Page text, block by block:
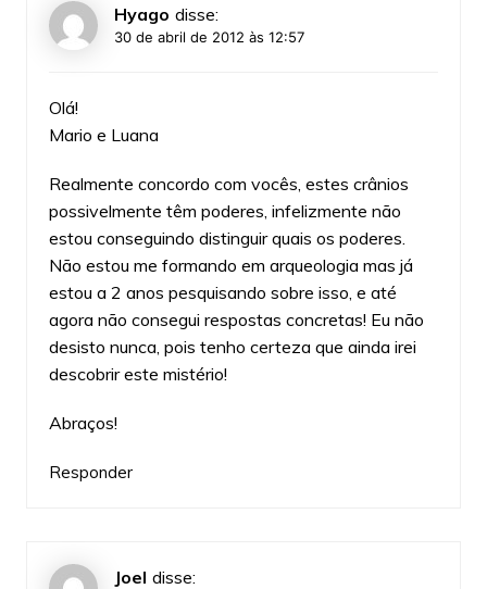
Hyago disse:
30 de abril de 2012 às 12:57
Olá!
Mario e Luana
Realmente concordo com vocês, estes crânios
possivelmente têm poderes, infelizmente não
estou conseguindo distinguir quais os poderes.
Não estou me formando em arqueologia mas já
estou a 2 anos pesquisando sobre isso, e até
agora não consegui respostas concretas! Eu não
desisto nunca, pois tenho certeza que ainda irei
descobrir este mistério!
Abraços!
Responder
Joel disse: